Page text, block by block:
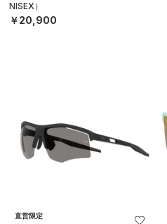
NISEX）
￥20,900
直営限定